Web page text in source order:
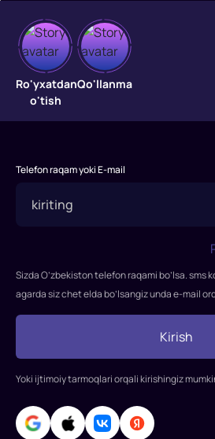
Indiana
Jons
3
Jons
Indiana
ibodatxonasi
1984-
yilda
Spilberg
tomonidan
olingan
triller
Ro'yxatdan
o'tish
Qo'llanma
Telefon raqam yoki E-mail
Sizda O’zbekiston telefon raqami bo’lsa. sms
agarda siz chet elda bo’lsangiz unda e-mail
Kirish
Yoki ijtimoiy tarmoqlari orqali kirishingiz